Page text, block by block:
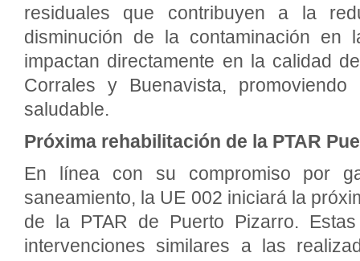
residuales que contribuyen a la
disminución de la contaminación en
impactan directamente en la calidad
Corrales y Buenavista,
saludable.
Próxima rehabilitación de la PTAR
En línea con su compromiso por
saneamiento, la UE 002 iniciará la
de la PTAR de Puerto Pizarro.
intervenciones similares a las